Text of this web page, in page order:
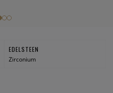
EDELSTEEN
Zirconium